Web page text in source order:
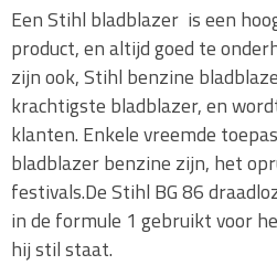
Een Stihl bladblazer is een
product, en altijd goed te
zijn ook, Stihl benzine
krachtigste bladblazer, en
klanten. Enkele vreemde
bladblazer benzine zijn, het
festivals.De Stihl BG 86
in de formule 1 gebruikt voor
hij stil staat.